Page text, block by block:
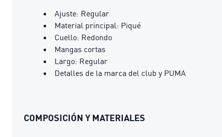
Ajuste: Regular
Material principal: Piqué
Cuello: Redondo
Mangas cortas
Largo: Regular
Detalles de la marca del club y PUMA
COMPOSICIÓN Y MATERIALES